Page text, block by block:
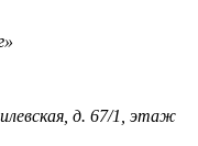
д. 67/1, этаж